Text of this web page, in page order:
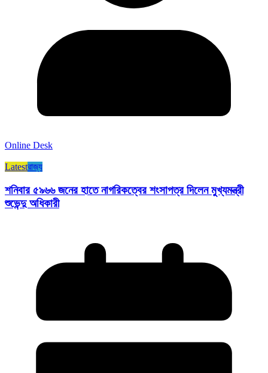
Online Desk
Latestরাজ্য​
শনিবার ৫৯৬৬ জনের হাতে নাগরিকত্বের শংসাপত্র দিলেন মুখ্যমন্ত্রী
শুভেন্দু অধিকারী